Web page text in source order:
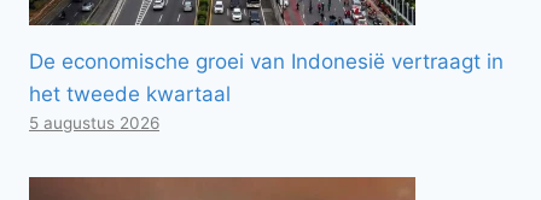
De economische groei van Indonesië vertraagt ​​in
het tweede kwartaal
5 augustus 2026